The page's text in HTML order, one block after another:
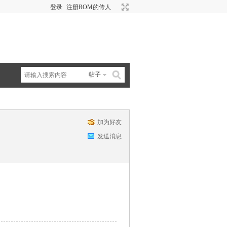
登录 注册ROM的传人
帖子
加为好友
发送消息